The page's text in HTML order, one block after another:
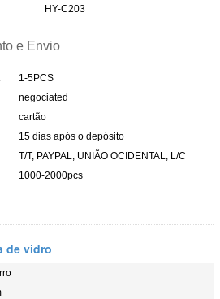
HY-C203
e Envio
1-5PCS
negociated
cartão
15 dias após o depósito
T/T, PAYPAL, UNIÃO OCIDENTAL, L/C
1000-2000pcs
de vidro